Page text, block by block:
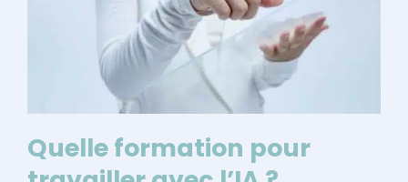
Quelle formation pour